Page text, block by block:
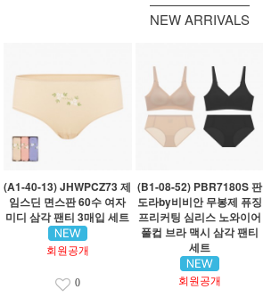
NEW ARRIVALS
(A1-40-13) JHWPCZ73 제
임스딘 면스판 60수 여자
미디 삼각 팬티 3매입 세트
회원공개
0
(B1-08-52) PBR7180S 판
도라by비비안 무봉제 퓨징
프리커팅 심리스 노와이어
풀컵 브라 맥시 삼각 팬티
세트
회원공개